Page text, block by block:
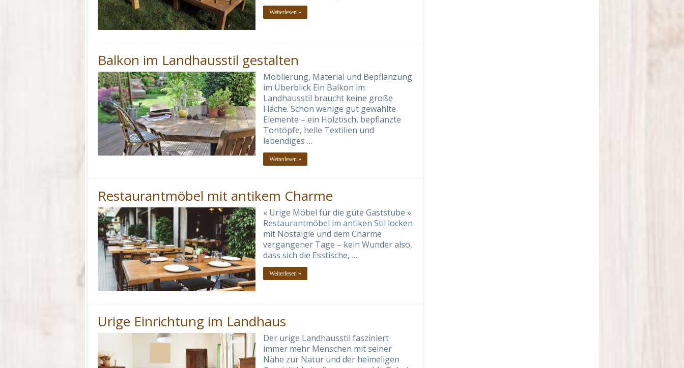
Weiterlesen »
Balkon im Landhausstil gestalten
Möblierung, Material und Bepflanzung
im Überblick Ein Balkon im
Landhausstil braucht keine große
Fläche. Schon wenige gut gewählte
Elemente – ein Holztisch, bepflanzte
Tontöpfe, helle Textilien und
lebendiges …
Weiterlesen »
Restaurantmöbel mit antikem Charme
« Urige Möbel für die gute Gaststube »
Restaurantmöbel im antiken Stil locken
mit Nostalgie und dem Charme
vergangener Tage – kein Wunder also,
dass sich die Esstische, …
Weiterlesen »
Urige Einrichtung im Landhaus
Der urige Landhausstil fasziniert
immer mehr Menschen mit seiner
Nähe zur Natur und der heimeligen